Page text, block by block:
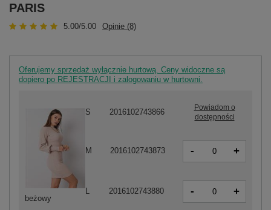
PARIS
5.00/5.00 Opinie (8)
Oferujemy sprzedaż wyłącznie hurtową. Ceny widoczne są
dopiero po REJESTRACJI i zalogowaniu w hurtowni.
beżowy
S 2016102743866
Powiadom o
dostępności
M 2016102743873 - +
L 2016102743880 - +